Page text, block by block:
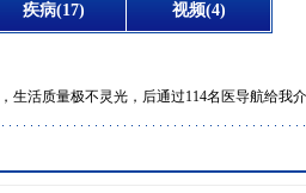
疾病(17) 视频(4)
，生活质量极不灵光，后通过114名医导航给我